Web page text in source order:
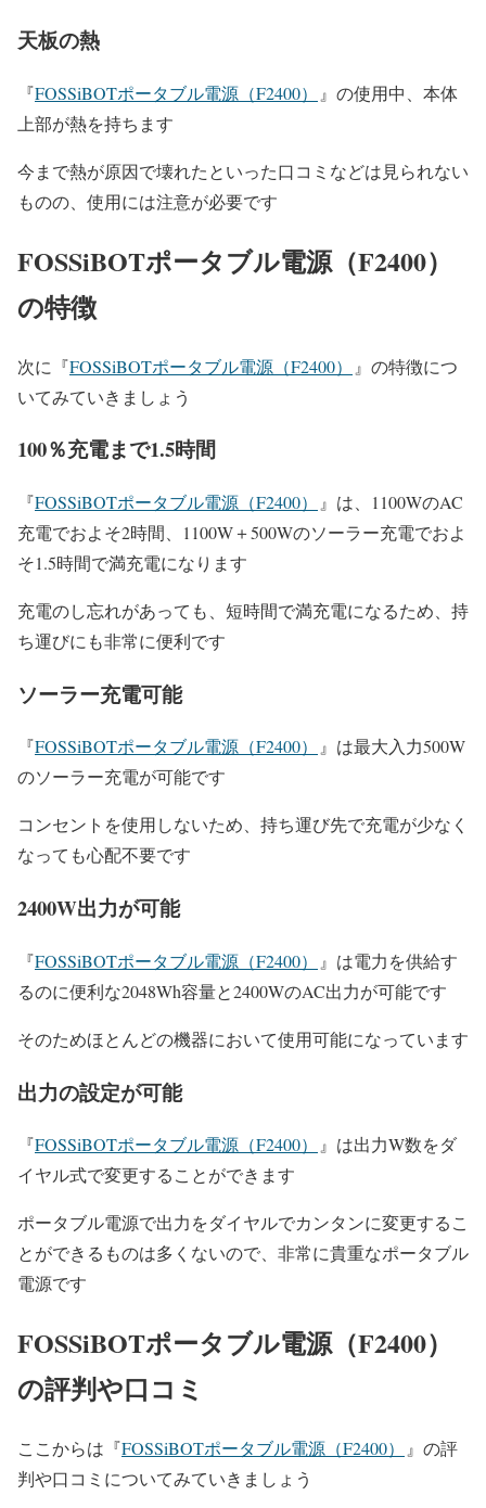
天板の熱
『FOSSiBOTポータブル電源（F2400）
』の使用中、本体
上部が熱を持ちます
今まで熱が原因で壊れたといった口コミなどは見られない
ものの、使用には注意が必要です
FOSSiBOTポータブル電源（F2400）
の特徴
次に『FOSSiBOTポータブル電源（F2400）
』の特徴につ
いてみていきましょう
100％充電まで1.5時間
『FOSSiBOTポータブル電源（F2400）
』は、1100WのAC
充電でおよそ2時間、1100W＋500Wのソーラー充電でおよ
そ1.5時間で満充電になります
充電のし忘れがあっても、短時間で満充電になるため、持
ち運びにも非常に便利です
ソーラー充電可能
『FOSSiBOTポータブル電源（F2400）
』は最大入力500W
のソーラー充電が可能です
コンセントを使用しないため、持ち運び先で充電が少なく
なっても心配不要です
2400W出力が可能
『FOSSiBOTポータブル電源（F2400）
』は電力を供給す
るのに便利な2048Wh容量と2400WのAC出力が可能です
そのためほとんどの機器において使用可能になっています
出力の設定が可能
『FOSSiBOTポータブル電源（F2400）
』は出力W数をダ
イヤル式で変更することができます
ポータブル電源で出力をダイヤルでカンタンに変更するこ
とができるものは多くないので、非常に貴重なポータブル
電源です
FOSSiBOTポータブル電源（F2400）
の評判や口コミ
ここからは『FOSSiBOTポータブル電源（F2400）
』の評
判や口コミについてみていきましょう